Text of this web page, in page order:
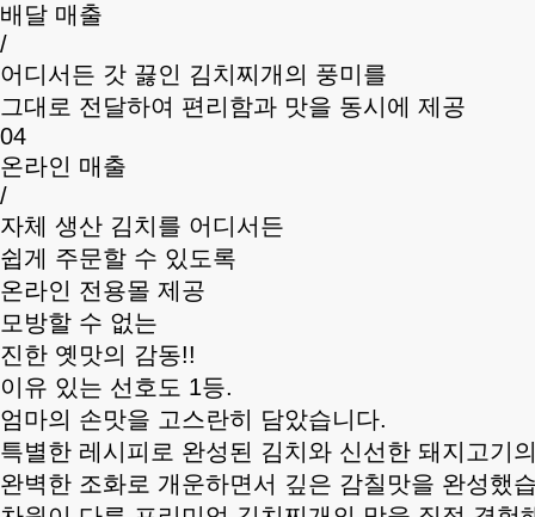
배달 매출
/
어디서든 갓 끓인 김치찌개의 풍미를
그대로 전달하여 편리함과 맛을 동시에 제공
04
온라인 매출
/
자체 생산 김치를 어디서든
쉽게 주문할 수 있도록
온라인 전용몰 제공
모방할 수 없는
진한 옛맛의 감동!!
이유 있는 선호도 1등.
엄마의 손맛을 고스란히 담았습니다.
특별한 레시피로 완성된 김치와 신선한 돼지고기
완벽한 조화로 개운하면서 깊은 감칠맛을 완성했